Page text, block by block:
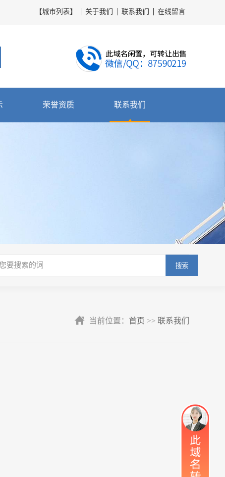
【城市列表】 关于我们 联系我们 在线留言
荣誉资质 联系我们
搜索
当前位置： 首页 >> 联系我们